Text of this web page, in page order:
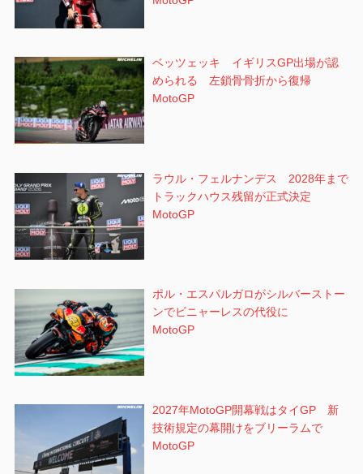
ベッツェッキ イギリスGP出場が認
められる 左鎖骨骨折から復帰
MotoGP
ラウル・フェルナンデス 2028年まで
トラックハウス残留が正式決定
MotoGP
ポル・エスパルガロがシルバーストー
ンでビニャーレスの代役に
MotoGP
2027年MotoGP開幕戦はタイGP 新
技術規定の幕開けをブリーラムで
MotoGP